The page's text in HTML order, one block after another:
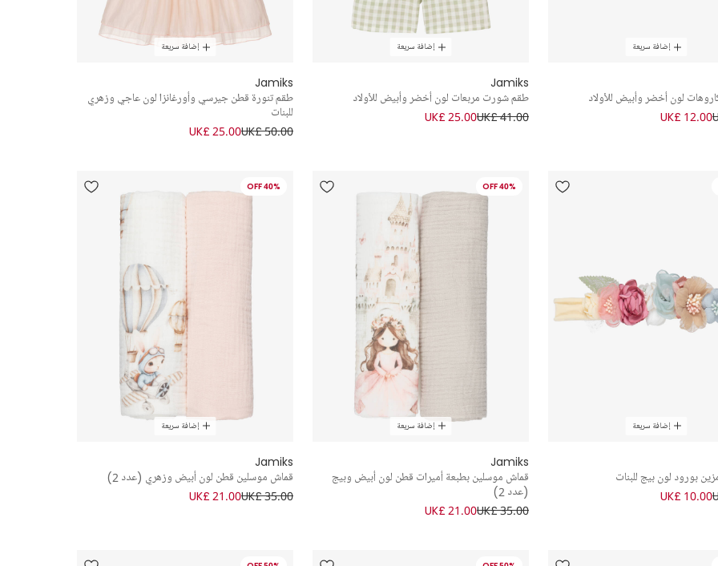
إضافة سريعة
لون أخضر وأبيض للأولاد
UK£ 12.00
إضافة سريعة
Jamiks
طقم شورت مربعات لون أخضر وأبيض للأولاد
UK£ 41.00
UK£ 25.00
إضافة سريعة
Jamiks
طقم تنورة قطن جيرسي وأورغانزا لون عاجي وزهري
للبنات
UK£ 50.00
UK£ 25.00
إضافة سريعة
بورود لون بيج للبنات
UK£ 10.00
40% OFF
إضافة سريعة
Jamiks
قماش موسلين بطبعة أميرات قطن لون أبيض وبيج
(عدد 2)
UK£ 35.00
UK£ 21.00
40% OFF
إضافة سريعة
Jamiks
قماش موسلين قطن لون أبيض وزهري (عدد 2)
UK£ 35.00
UK£ 21.00